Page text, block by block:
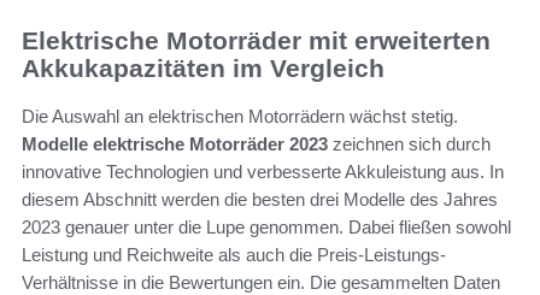
Elektrische Motorräder mit erweiterten
Akkukapazitäten im Vergleich
Die Auswahl an elektrischen Motorrädern wächst stetig.
Modelle elektrische Motorräder 2023 zeichnen sich durch
innovative Technologien und verbesserte Akkuleistung aus. In
diesem Abschnitt werden die besten drei Modelle des Jahres
2023 genauer unter die Lupe genommen. Dabei fließen sowohl
Leistung und Reichweite als auch die Preis-Leistungs-
Verhältnisse in die Bewertungen ein. Die gesammelten Daten